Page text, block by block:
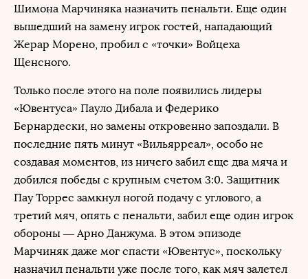
Шимона Марчиняка назначить пенальти. Еще один
вышедший на замену игрок гостей, нападающий
Жерар Морено, пробил с «точки» Войцеха
Щенсного.
Только после этого на поле появились лидеры
«Ювентуса» Пауло Дибала и Федерико
Бернардески, но замены откровенно запоздали. В
последние пять минут «Вильярреал», особо не
создавая моментов, из ничего забил еще два мяча и
добился победы с крупным счетом 3:0. Защитник
Пау Торрес замкнул ногой подачу с углового, а
третий мяч, опять с пенальти, забил еще один игрок
обороны — Арно Данжума. В этом эпизоде
Марчиняк даже мог спасти «Ювентус», поскольку
назначил пенальти уже после того, как мяч залетел